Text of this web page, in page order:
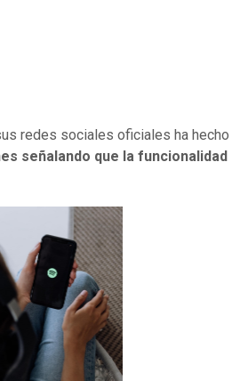
redes sociales oficiales ha hecho
señalando que la funcionalidad